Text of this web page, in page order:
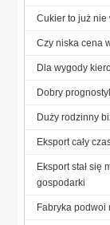
Cukier to już nie
Czy niska cena
Dla wygody
Dobry
Duży rodzinny
Eksport cały
Eksport stał się
gospodarki
Fabryka podwoi